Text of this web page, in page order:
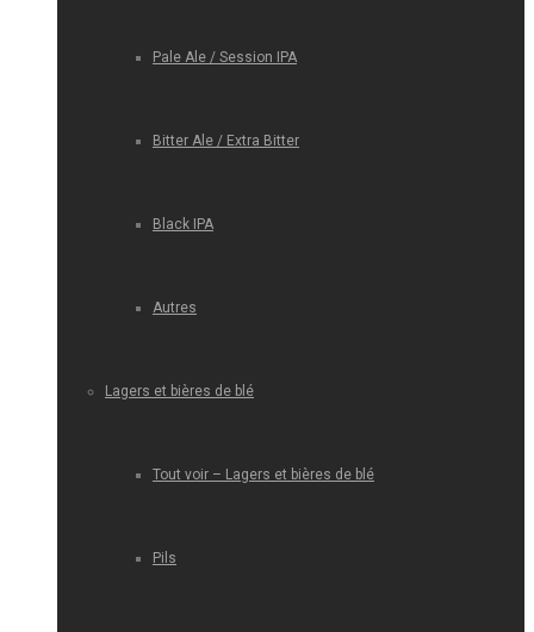
Pale Ale / Session IPA
Bitter Ale / Extra Bitter
Black IPA
Autres
Lagers et bières de blé
Tout voir – Lagers et bières de blé
Pils